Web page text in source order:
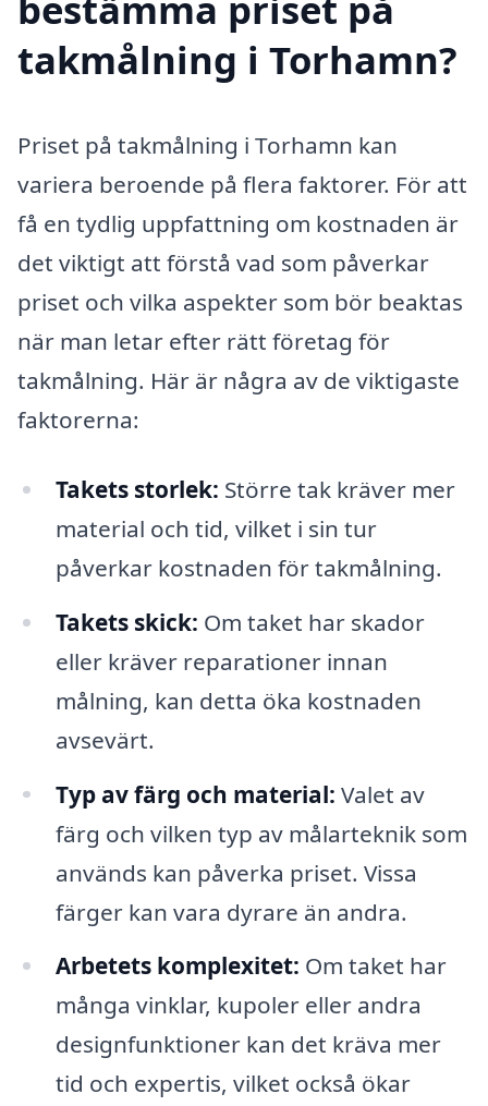
takmålning i Torhamn?
Priset på takmålning i Torhamn kan
variera beroende på flera faktorer. För att
få en tydlig uppfattning om kostnaden är
det viktigt att förstå vad som påverkar
priset och vilka aspekter som bör beaktas
när man letar efter rätt företag för
takmålning. Här är några av de viktigaste
faktorerna:
Takets storlek: Större tak kräver mer
material och tid, vilket i sin tur
påverkar kostnaden för takmålning.
Takets skick: Om taket har skador
eller kräver reparationer innan
målning, kan detta öka kostnaden
avsevärt.
Typ av färg och material: Valet av
färg och vilken typ av målarteknik som
används kan påverka priset. Vissa
färger kan vara dyrare än andra.
Arbetets komplexitet: Om taket har
många vinklar, kupoler eller andra
designfunktioner kan det kräva mer
tid och expertis, vilket också ökar